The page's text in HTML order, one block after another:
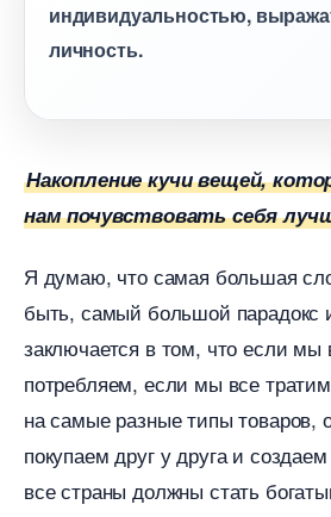
индивидуальностью,
личность.
Накопление кучи вещей,
нам почувствовать себя
Я думаю, что самая большая
ыть, самый большой парадокс
заключается в том, что если мы
потребляем, если мы все
на самые разные типы
покупаем друг у друга и
се страны должны стать